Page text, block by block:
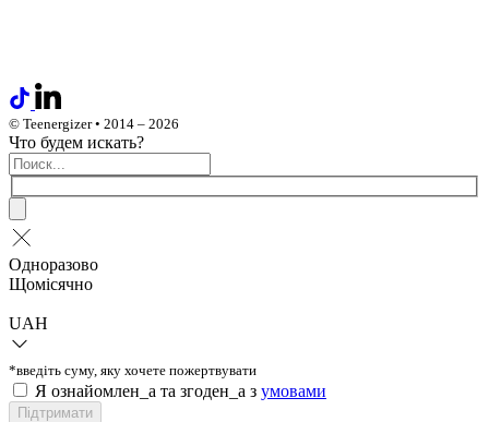
© Teenergizer • 2014 – 2026
Что будем искать?
Одноразово
Щомісячно
UAH
*введіть суму, яку хочете пожертвувати
Я ознайомлен_а та згоден_а з умовами
Підтримати